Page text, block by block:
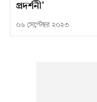
প্রদর্শনী’
০৬ সেপ্টেম্বর ২০২৩